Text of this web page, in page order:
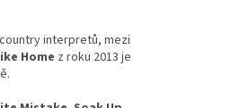
interpretů, mezi
Home z roku 2013 je